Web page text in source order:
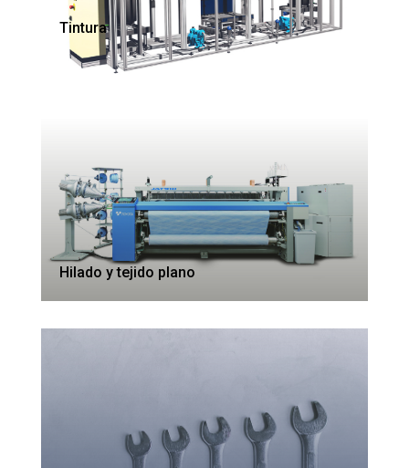
Tintura
Hilado y tejido plano